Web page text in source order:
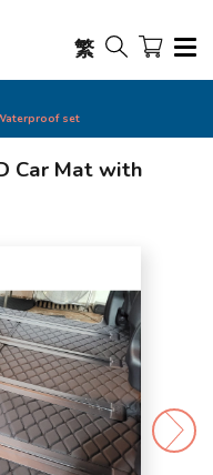
繁
set
Car Mat with